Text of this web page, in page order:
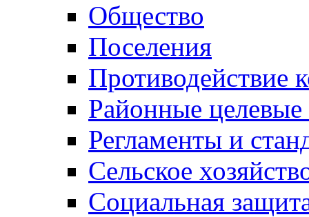
Общество
Поселения
Противодействие
Районные
Регламенты и
Сельское
Социальная